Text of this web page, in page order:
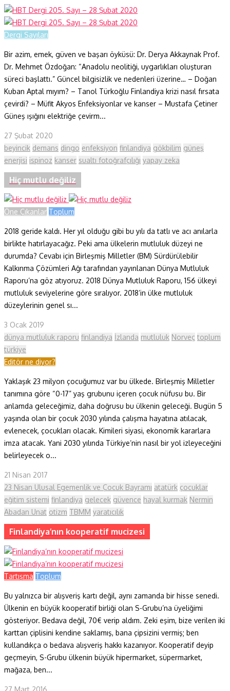
Dergi Sayıları
Bir azim, emek, güven ve başarı öyküsü: Dr. Derya Akkaynak Prof.
Dr. Mehmet Özdoğan: “Anadolu neolitiği, uygarlıkları oluşturan
süreci başlattı.” Güncel bilgisizlik ve nedenleri üzerine… – Doğan
Kuban Aptal mıyım? – Tanol Türkoğlu Finlandiya krizi nasıl fırsata
çevirdi? – Müfit Akyos Enfeksiyonlar ve kanser – Mustafa Çetiner
Güneş ışığını elektriğe çevirm...
27 Şubat 2020
beyincik demans dingo enfeksiyon finlandiya gökbilim güneş
enerjisi ispinoz kanser sualtı fotoğrafçılığı yapay zeka
Hiç mutlu değiliz
Öne Çıkanlar Toplum
2018 geride kaldı. Her yıl olduğu gibi bu yılı da tatlı ve acı anılarla
birlikte hatırlayacağız. Peki ama ülkelerin mutluluk düzeyi ne
durumda? Cevabı için Birleşmiş Milletler (BM) Sürdürülebilir
Kalkınma Çözümleri Ağı tarafından yayınlanan Dünya Mutluluk
Raporu’na göz atıyoruz. 2018 Dünya Mutluluk Raporu, 156 ülkeyi
mutluluk seviyelerine göre sıralıyor. 2018’in ülke mutluluk
düzeylerinin genel sı...
3 Ocak 2019
dünya mutluluk raporu finlandiya İzlanda mutluluk Norveç toplum
türkiye
Editör ne diyor?
Yaklaşık 23 milyon çocuğumuz var bu ülkede. Birleşmiş Milletler
tanımına göre “0-17” yaş grubunu içeren çocuk nüfusu bu. Bir
anlamda geleceğimiz, daha doğrusu bu ülkenin geleceği. Bugün 5
yaşında olan bir çocuk 2030 yılında çalışma hayatına atılacak,
evlenecek, çocukları olacak. Kimileri siyasi, ekonomik kararlara
imza atacak. Yani 2030 yılında Türkiye’nin nasıl bir yol izleyeceğini
belirleyecek o...
21 Nisan 2017
23 Nisan Ulusal Egemenlik ve Çocuk Bayramı atatürk çocuklar
eğitim sistemi finlandiya gelecek güvence hayal kurmak Nermin
Abadan Unat otizm TBMM yaratıcılık
Finlandiya’nın kooperatif mucizesi
Tartışma Toplum
Bu yalnızca bir alışveriş kartı değil, aynı zamanda bir hisse senedi.
Ülkenin en büyük kooperatif birliği olan S-Grubu’na üyeliğimi
gösteriyor. Bedava değil, 70€ verip aldım. Zeki eşim, bize verilen iki
karttan çiplisini kendine saklamış, bana çipsizini vermiş; ben
kullandıkça o bedava alışveriş hakkı kazanıyor. Kooperatif deyip
geçmeyin, S-Grubu ülkenin büyük hipermarket, süpermarket,
mağaza, ben...
27 Mart 2016